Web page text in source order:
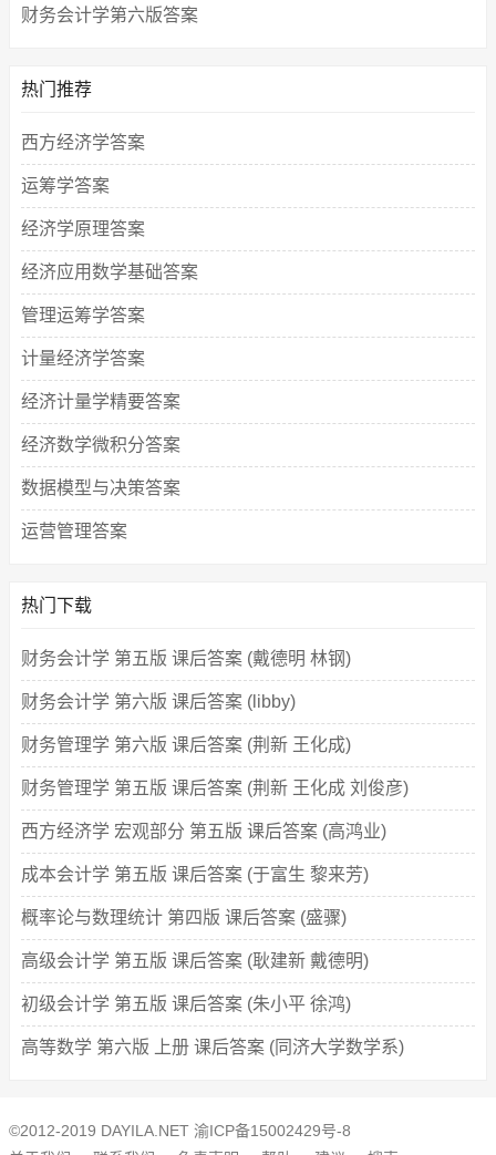
财务会计学第六版答案
热门推荐
西方经济学答案
运筹学答案
经济学原理答案
经济应用数学基础答案
管理运筹学答案
计量经济学答案
经济计量学精要答案
经济数学微积分答案
数据模型与决策答案
运营管理答案
热门下载
财务会计学 第五版 课后答案 (戴德明 林钢)
财务会计学 第六版 课后答案 (libby)
财务管理学 第六版 课后答案 (荆新 王化成)
财务管理学 第五版 课后答案 (荆新 王化成 刘俊彦)
西方经济学 宏观部分 第五版 课后答案 (高鸿业)
成本会计学 第五版 课后答案 (于富生 黎来芳)
概率论与数理统计 第四版 课后答案 (盛骤)
高级会计学 第五版 课后答案 (耿建新 戴德明)
初级会计学 第五版 课后答案 (朱小平 徐鸿)
高等数学 第六版 上册 课后答案 (同济大学数学系)
©2012-2019 DAYILA.NET 渝ICP备15002429号-8